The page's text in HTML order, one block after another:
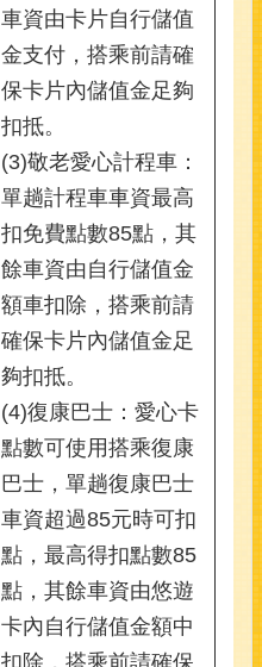
車資由卡片自行儲值
金支付，搭乘前請確
保卡片內儲值金足夠
扣抵。
(3)敬老愛心計程車：
單趟計程車車資最高
扣免費點數85點，其
餘車資由自行儲值金
額車扣除，搭乘前請
確保卡片內儲值金足
夠扣抵。
(4)復康巴士：愛心卡
點數可使用搭乘復康
巴士，單趟復康巴士
車資超過85元時可扣
點，最高得扣點數85
點，其餘車資由悠遊
卡內自行儲值金額中
扣除，搭乘前請確保